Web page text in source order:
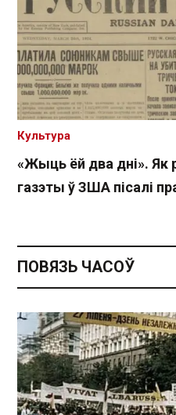
«Жыць ёй два дні». Як
газэты ў ЗША пісалі
Культура
ПОВЯЗЬ ЧАСОЎ